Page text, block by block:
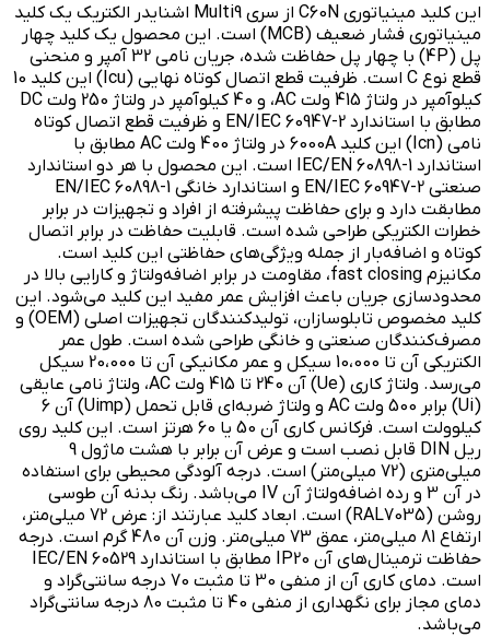
این کلید مینیاتوری C60N از سری Multi9 اشنایدر الکتریک یک کلید
مینیاتوری فشار ضعیف (MCB) است. این محصول یک کلید چهار
پل (4P) با چهار پل حفاظت شده، جریان نامی 32 آمپر و منحنی
قطع نوع C است. ظرفیت قطع اتصال کوتاه نهایی (Icu) این کلید 10
کیلوآمپر در ولتاژ 415 ولت AC، و 40 کیلوآمپر در ولتاژ 250 ولت DC
مطابق با استاندارد EN/IEC 60947-2 و ظرفیت قطع اتصال کوتاه
نامی (Icn) این کلید 6000A در ولتاژ 400 ولت AC مطابق با
استاندارد IEC/EN 60898-1 است. این محصول با هر دو استاندارد
صنعتی EN/IEC 60947-2 و استاندارد خانگی EN/IEC 60898-1
مطابقت دارد و برای حفاظت پیشرفته از افراد و تجهیزات در برابر
خطرات الکتریکی طراحی شده است. قابلیت حفاظت در برابر اتصال
کوتاه و اضافه‌بار از جمله ویژگی‌های حفاظتی این کلید است.
مکانیزم fast closing، مقاومت در برابر اضافه‌ولتاژ و کارایی بالا در
محدودسازی جریان باعث افزایش عمر مفید این کلید می‌شود. این
کلید مخصوص تابلوسازان، تولیدکنندگان تجهیزات اصلی (OEM) و
مصرف‌کنندگان صنعتی و خانگی طراحی شده است. طول عمر
الکتریکی آن تا 10،000 سیکل و عمر مکانیکی آن تا 20،000 سیکل
می‌رسد. ولتاژ کاری (Ue) آن 240 تا 415 ولت AC، ولتاژ نامی عایقی
(Ui) برابر 500 ولت AC و ولتاژ ضربه‌ای قابل تحمل (Uimp) آن 6
کیلوولت است. فرکانس کاری آن 50 یا 60 هرتز است. این کلید روی
ریل DIN قابل نصب است و عرض آن برابر با هشت ماژول 9
میلی‌متری (72 میلی‌متر) است. درجه آلودگی محیطی برای استفاده
در آن 3 و رده اضافه‌ولتاژ آن IV می‌باشد. رنگ بدنه آن طوسی
روشن (RAL7035) است. ابعاد کلید عبارتند از: عرض 72 میلی‌متر،
ارتفاع 81 میلی‌متر، عمق 73 میلی‌متر. وزن آن 480 گرم است. درجه
حفاظت ترمینال‌های آن IP20 مطابق با استاندارد IEC/EN 60529
است. دمای کاری آن از منفی 30 تا مثبت 70 درجه سانتی‌گراد و
دمای مجاز برای نگهداری از منفی 40 تا مثبت 80 درجه سانتی‌گراد
می‌باشد.